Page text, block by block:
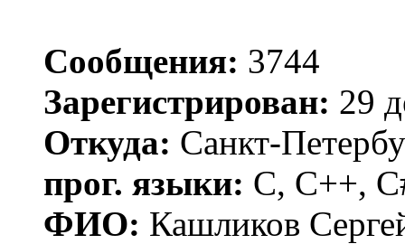
Сообщения: 3744
Зарегистрирован: 29
Откуда: Санкт-
прог. языки: C, C++,
ФИО: Кашликов